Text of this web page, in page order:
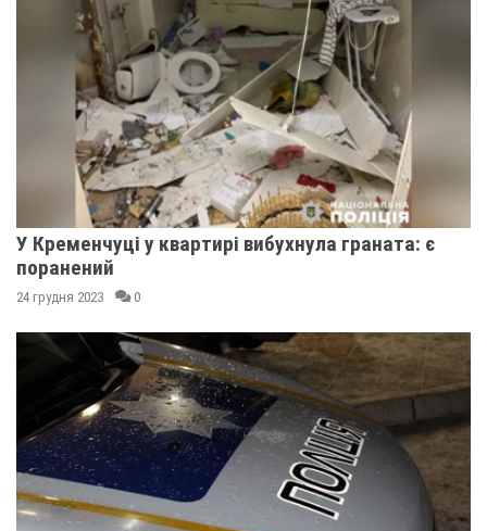
У Кременчуці у квартирі вибухнула граната: є
поранений
24 грудня 2023 0